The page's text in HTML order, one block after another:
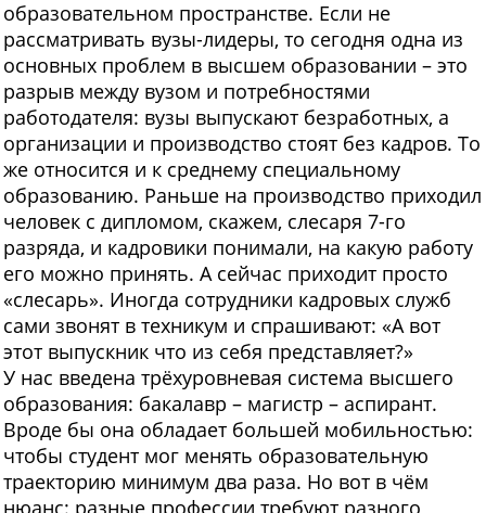
образовательном пространстве. Если не
рассматривать вузы-лидеры, то сегодня одна из
основных проблем в высшем образовании – это
разрыв между вузом и потребностями
работодателя: вузы выпускают безработных, а
организации и производство стоят без кадров. То
же относится и к среднему специальному
образованию. Раньше на производство приходил
человек с дипломом, скажем, слесаря 7-го
разряда, и кадровики понимали, на какую работу
его можно принять. А сейчас приходит просто
«слесарь». Иногда сотрудники кадровых служб
сами звонят в техникум и спрашивают: «А вот
этот выпускник что из себя представляет?»
У нас введена трёхуровневая система высшего
образования: бакалавр – магистр – аспирант.
Вроде бы она обладает большей мобильностью:
чтобы студент мог менять образовательную
траекторию минимум два раза. Но вот в чём
нюанс: разные профессии требуют разного